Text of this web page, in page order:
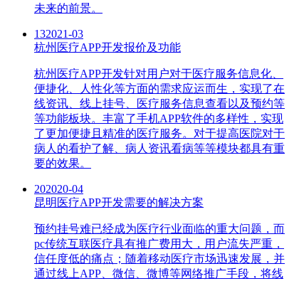
未来的前景。
132021-03
杭州医疗APP开发报价及功能
杭州医疗APP开发针对用户对于医疗服务信息化、
便捷化、人性化等方面的需求应运而生，实现了在
线资讯、线上挂号、医疗服务信息查看以及预约等
等功能板块。丰富了手机APP软件的多样性，实现
了更加便捷且精准的医疗服务。对于提高医院对于
病人的看护了解、病人资讯看病等等模块都具有重
要的效果。
202020-04
昆明医疗APP开发需要的解决方案
预约挂号难已经成为医疗行业面临的重大问题，而
pc传统互联医疗具有推广费用大，用户流失严重，
信任度低的痛点；随着移动医疗市场迅速发展，并
通过线上APP、微信、微博等网络推广手段，将线